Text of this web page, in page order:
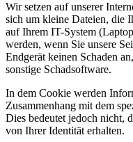
Wir setzen auf unserer
sich um kleine Dateien, die
auf Ihrem IT-System
werden, wenn Sie unsere
Endgerät keinen Schaden
sonstige Schadsoftware.
In dem Cookie werden
Zusammenhang mit dem
Dies bedeutet jedoch nicht,
von Ihrer Identität erhalten.